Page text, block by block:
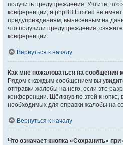
получить предупреждение. Учтите,
конференции, и phpBB Limited не имеет
предупреждениям, вынесенным на
что получили предупреждение,
конференции.
Вернуться к началу
Как мне пожаловаться на сообщения
Рядом с каждым сообщением вы
отправки жалобы на него, если это
конференции. Щёлкнув по этой кнопке,
необходимых для оправки жалобы на
Вернуться к началу
Что означает кнопка «Сохранить»